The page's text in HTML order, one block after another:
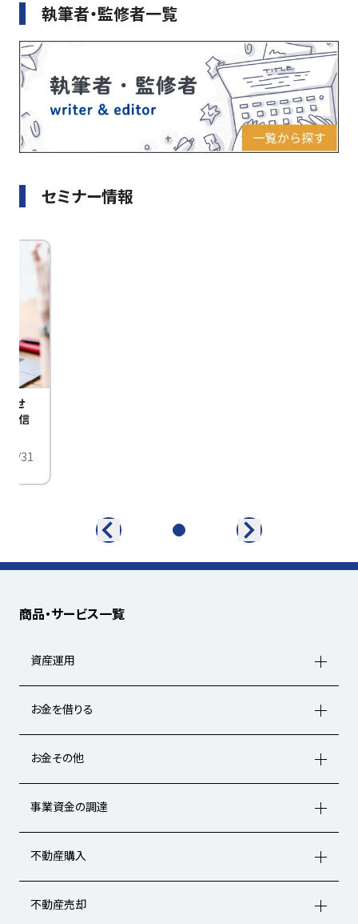
執筆者・監修者一覧
セミナー情報
ませ
配信
01/31
商品・サービス一覧
資産運用
お金を借りる
お金その他
事業資金の調達
不動産購入
不動産売却